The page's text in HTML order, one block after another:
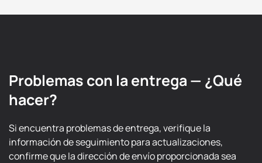
Problemas con la entrega — ¿Qué
hacer?
Si encuentra problemas de entrega, verifique la
información de seguimiento para actualizaciones,
confirme que la dirección de envío proporcionada sea